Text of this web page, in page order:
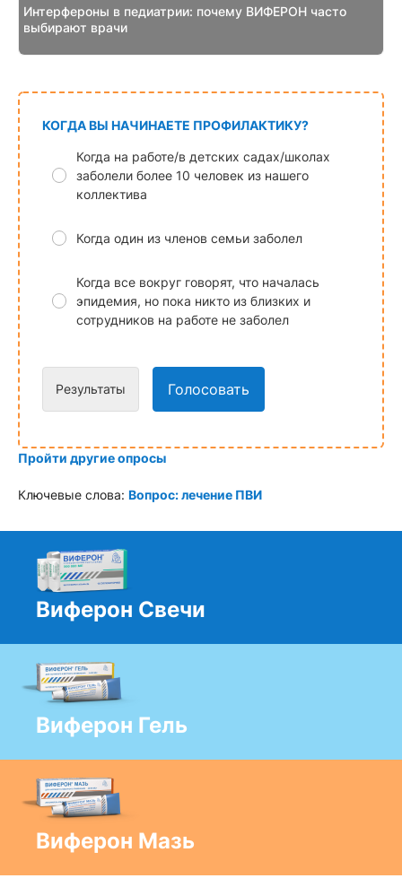
Виферон Свечи
Виферон Гель
Виферон Мазь
Интерфероны в педиатрии: почему ВИФЕРОН часто
выбирают врачи
КОГДА ВЫ НАЧИНАЕТЕ ПРОФИЛАКТИКУ?
Когда на работе/в детских садах/школах
заболели более 10 человек из нашего
коллектива
Когда один из членов семьи заболел
Когда все вокруг говорят, что началась
эпидемия, но пока никто из близких и
сотрудников на работе не заболел
Результаты Голосовать
Пройти другие опросы
Ключевые слова: Вопрос: лечение ПВИ